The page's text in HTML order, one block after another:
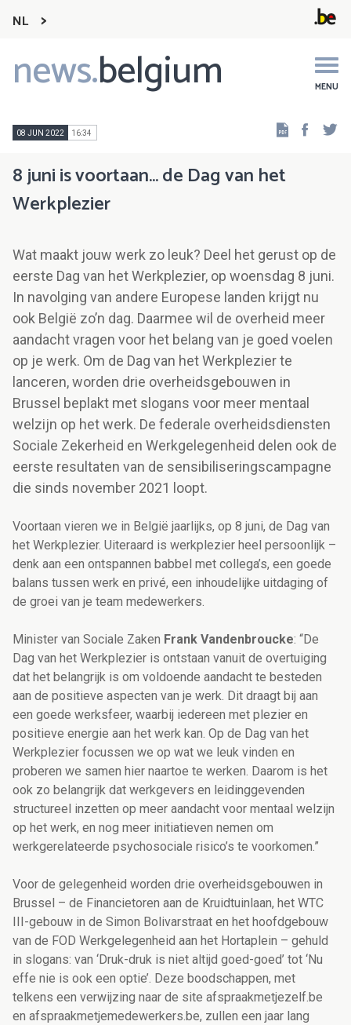
NL
news.belgium MENU
Main
navigation
08 JUN 2022 16:34
8 juni is voortaan… de Dag van het
Werkplezier
Wat maakt jouw werk zo leuk? Deel het gerust op de
eerste Dag van het Werkplezier, op woensdag 8 juni.
In navolging van andere Europese landen krijgt nu
ook België zo’n dag. Daarmee wil de overheid meer
aandacht vragen voor het belang van je goed voelen
op je werk. Om de Dag van het Werkplezier te
lanceren, worden drie overheidsgebouwen in
Brussel beplakt met slogans voor meer mentaal
welzijn op het werk. De federale overheidsdiensten
Sociale Zekerheid en Werkgelegenheid delen ook de
eerste resultaten van de sensibiliseringscampagne
die sinds november 2021 loopt.
Voortaan vieren we in België jaarlijks, op 8 juni, de Dag van
het Werkplezier. Uiteraard is werkplezier heel persoonlijk –
denk aan een ontspannen babbel met collega’s, een goede
balans tussen werk en privé, een inhoudelijke uitdaging of
de groei van je team medewerkers.
Minister van Sociale Zaken Frank Vandenbroucke: “De
Dag van het Werkplezier is ontstaan vanuit de overtuiging
dat het belangrijk is om voldoende aandacht te besteden
aan de positieve aspecten van je werk. Dit draagt bij aan
een goede werksfeer, waarbij iedereen met plezier en
positieve energie aan het werk kan. Op de Dag van het
Werkplezier focussen we op wat we leuk vinden en
proberen we samen hier naartoe te werken. Daarom is het
ook zo belangrijk dat werkgevers en leidinggevenden
structureel inzetten op meer aandacht voor mentaal welzijn
op het werk, en nog meer initiatieven nemen om
werkgerelateerde psychosociale risico’s te voorkomen.”
Voor de gelegenheid worden drie overheidsgebouwen in
Brussel – de Financietoren aan de Kruidtuinlaan, het WTC
III-gebouw in de Simon Bolivarstraat en het hoofdgebouw
van de FOD Werkgelegenheid aan het Hortaplein – gehuld
in slogans: van ‘Druk-druk is niet altijd goed-goed’ tot ‘Nu
effe nie is ook een optie’. Deze boodschappen, met
telkens een verwijzing naar de site afspraakmetjezelf.be
en afspraakmetjemedewerkers.be, zullen een jaar lang